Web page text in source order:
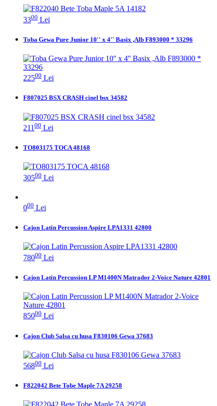
3300 Lei
Toba Gewa Pure Junior 10'' x 4'' Basix ,Alb F893000 * 33296
22500 Lei
F807025 BSX CRASH cinel bsx 34582
211 00 Lei
TO803175 TOCA 48168
30500 Lei
000 Lei
Cajon Latin Percussion Aspire LPA1331 42800
78000 Lei
Cajon Latin Percussion LP M1400N Matrador 2-Voice Nature 42801
85000 Lei
Cajon Club Salsa cu husa F830106 Gewa 37683
56800 Lei
F822042 Bete Tobe Maple 7A 29258